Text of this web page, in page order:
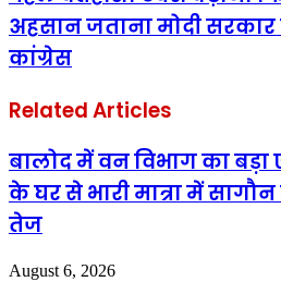
अहसान जताना मोदी
कांग्रेस
Related Articles
बालोद में वन विभाग का
के घर से भारी मात्रा में
तेज
August 6, 2026